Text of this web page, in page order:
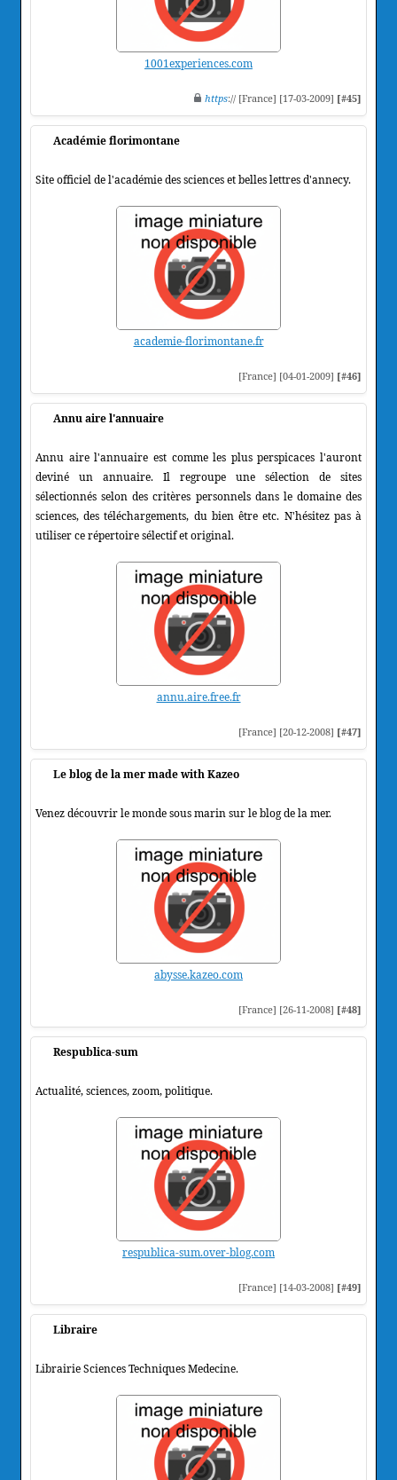
1001experiences.com
https:// [France] [17-03-2009] [#45]
Académie florimontane
Site officiel de l'académie des sciences et belles lettres d'annecy.
academie-florimontane.fr
[France] [04-01-2009] [#46]
Annu aire l'annuaire
Annu aire l'annuaire est comme les plus perspicaces l'auront
deviné un annuaire. Il regroupe une sélection de sites
sélectionnés selon des critères personnels dans le domaine des
sciences, des téléchargements, du bien être etc. N'hésitez pas à
utiliser ce répertoire sélectif et original.
annu.aire.free.fr
[France] [20-12-2008] [#47]
Le blog de la mer made with Kazeo
Venez découvrir le monde sous marin sur le blog de la mer.
abysse.kazeo.com
[France] [26-11-2008] [#48]
Respublica-sum
Actualité, sciences, zoom, politique.
respublica-sum.over-blog.com
[France] [14-03-2008] [#49]
Libraire
Librairie Sciences Techniques Medecine.